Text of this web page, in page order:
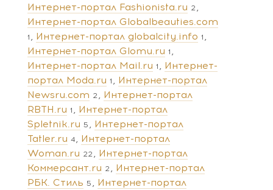
Интернет-портал Fashionista.ru 2
Интернет-портал Globalbeauties.com
1 Интернет-портал globalcity.info 1
Интернет-портал Glomu.ru 1
Интернет-портал Mail.ru 1
Интернет-
портал Moda.ru 1
Интернет-портал
Newsru.com 2
Интернет-портал
RBTH.ru 1
Интернет-портал
Spletnik.ru 5
Интернет-портал
Tatler.ru 4
Интернет-портал
Woman.ru 22
Интернет-портал
Коммерсант.ru 2
Интернет-портал
РБК. Стиль 5
Интернет-портал